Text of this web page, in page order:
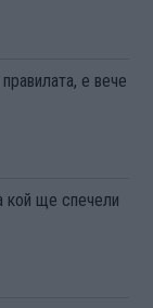
е вече
кой ще спечели